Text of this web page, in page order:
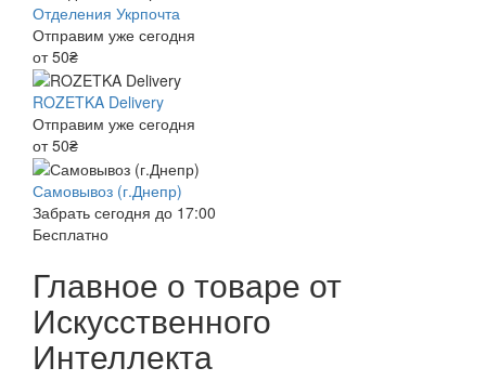
Отделения Укрпочта
Отправим уже сегодня
от 50₴
ROZETKA Delivery
Отправим уже сегодня
от 50₴
Самовывоз (г.Днепр)
Забрать сегодня до 17:00
Бесплатно
Главное о товаре от
Искусственного
Интеллекта